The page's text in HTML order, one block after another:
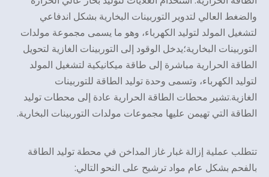
والضغط العالي لتدوير التوربينات البخارية بشكل اندفاعي
لتشغيل المولد لتوليد الكهرباء، وهو ما يسمى مجموعة مولدات
التوربينات البخارية؛يدخل الوقود إلى التوربينات الغازية لتحويل
الطاقة الحرارية مباشرة إلى طاقة ميكانيكية لتشغيل المولد
لتوليد الكهرباء، وتسمى وحدة توليد الطاقة للتوربينات
الغازية.تشير محطات الطاقة الحرارية عادة إلى محطات توليد
الطاقة التي تهيمن عليها مجموعات مولدات التوربينات البخارية.
تتطلب عملية إزالة غبار غاز المداخن في محطة توليد الطاقة
بالفحم بشكل عام مواد ترشيح على النحو التالي: